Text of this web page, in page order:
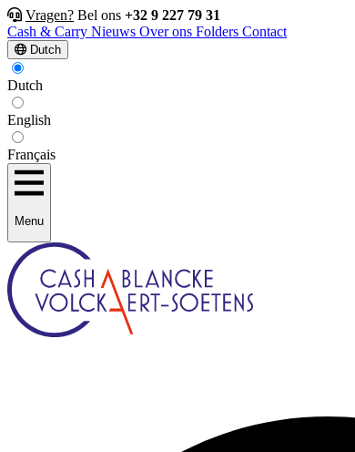
Vragen? Bel ons +32 9 227 79 31
Cash & Carry Nieuws Over ons Folders Contact
Dutch
Dutch
English
Français
Menu